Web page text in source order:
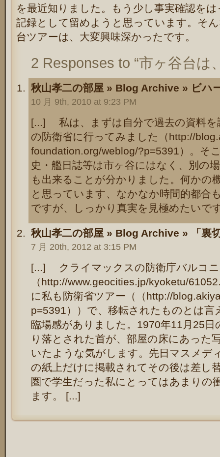
を最近知りました。もう少し事実確認を
記録として留めようと思っています。そ
台ツアーは、大変興味深かったです。
2 Responses to “市ヶ谷台は
秋山孝二の部屋 » Blog Archive » ビハ
10 月 9th, 2010 at 9:23 PM
[...] 私は、まずは自分で過去の資料を
の防衛省に行ってみました（http://
foundation.org/weblog/?p=5391）。そ
史・艦日誌等は市ヶ谷にはなく、別の
も出来ることが分かりました。何かの
と思っています、なかなか時間的都合
ですが、しっかり真実を見極めたいで
秋山孝二の部屋 » Blog Archive » 「裏
7 月 20th, 2012 at 3:15 PM
[...] クライマックスの防衛庁バルコニ
（http://www.geocities.jp/kyoketu/
に私も防衛省ツアー（（http://
p=5391））で、移転されたものとは
臨場感がありました。1970年11月25日
り落とされた首が、部屋の床にあった
いたような気がします。先日マスメデ
の紙上だけに掲載されてその後は差し
圏で学生だった私にとってはあまりの
ます。 [...]